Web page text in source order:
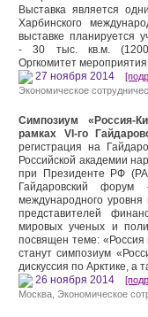
Выставка является
Харбинского
выставке планируется
- 30 тыс. кв.м. (1200
Оргкомитет
27 ноября 2014
Экономическое
Cимпозиум «Россия-
рамках VI-го
регистрация на
Российской академии
при Президенте РФ
Гайдаровский форум
международного
представителей
мировых ученых и
посвящен теме:
станут симпозиум
дискуссия по Арктике, а
26 ноября 2014
Москва Экономическое